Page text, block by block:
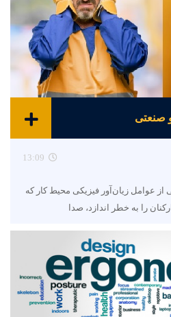
13:09
زیان‌آور فیزیکی محیط کار که
را به خطر اندازد، صدا